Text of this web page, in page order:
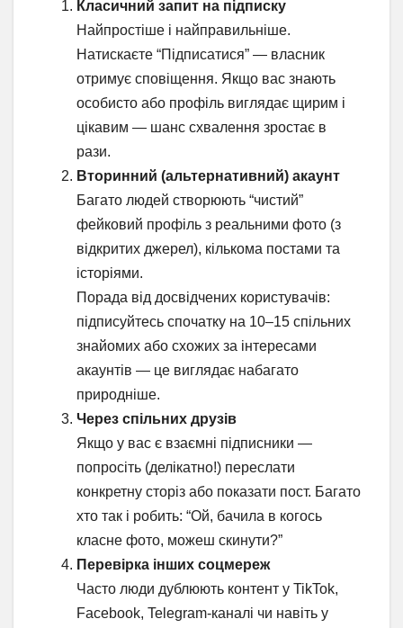
Класичний запит на підписку
Найпростіше і найправильніше.
Натискаєте “Підписатися” — власник
отримує сповіщення. Якщо вас знають
особисто або профіль виглядає щирим і
цікавим — шанс схвалення зростає в
рази.
Вторинний (альтернативний) акаунт
Багато людей створюють “чистий”
фейковий профіль з реальними фото (з
відкритих джерел), кількома постами та
історіями.
Порада від досвідчених користувачів:
підписуйтесь спочатку на 10–15 спільних
знайомих або схожих за інтересами
акаунтів — це виглядає набагато
природніше.
Через спільних друзів
Якщо у вас є взаємні підписники —
попросіть (делікатно!) переслати
конкретну сторіз або показати пост. Багато
хто так і робить: “Ой, бачила в когось
класне фото, можеш скинути?”
Перевірка інших соцмереж
Часто люди дублюють контент у TikTok,
Facebook, Telegram-каналі чи навіть у